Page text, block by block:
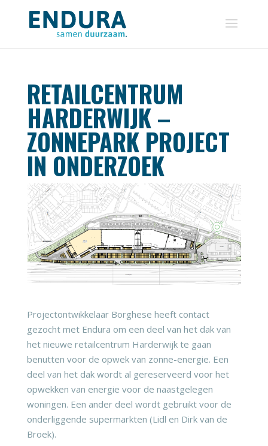
RETAILCENTRUM
HARDERWIJK –
ZONNEPARK PROJECT
IN ONDERZOEK
Projectontwikkelaar Borghese heeft contact
gezocht met Endura om een deel van het dak van
het nieuwe retailcentrum Harderwijk te gaan
benutten voor de opwek van zonne-energie. Een
deel van het dak wordt al gereserveerd voor het
opwekken van energie voor de naastgelegen
woningen. Een ander deel wordt gebruikt voor de
onderliggende supermarkten (Lidl en Dirk van de
Broek).